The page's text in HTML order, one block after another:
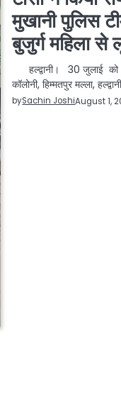
मुखानी पुलिस
बुजुर्ग महिला से
हल्द्वानी। 30 जुलाई को
कॉलोनी, हिम्मतपुर मल्ला, हल्द्वानी
bySachin JoshiAugust 1,